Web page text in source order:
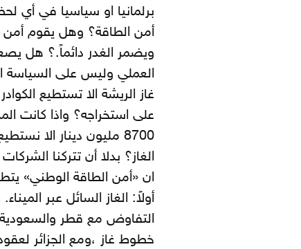
برلمانيا او سياسيا في أي
أمن الطاقة؟ وهل يقوم أمن
ويضمر الغدر دائماً.؟ هل
العملي وليس على السياسة
الغاز؟ بدلا أن تتركنا
ان «أمن الطاقة الوطني»
أولاً: الغاز السائل عبر
التفاوض مع قطر
خطوط غاز ،ومع الجزائر